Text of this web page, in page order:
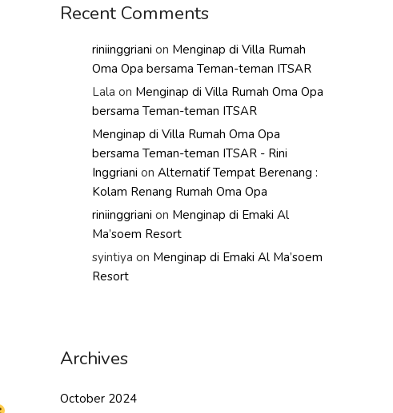
Recent Comments
riniinggriani on Menginap di Villa Rumah
Oma Opa bersama Teman-teman ITSAR
Lala on Menginap di Villa Rumah Oma Opa
bersama Teman-teman ITSAR
Menginap di Villa Rumah Oma Opa
bersama Teman-teman ITSAR - Rini
Inggriani on Alternatif Tempat Berenang :
Kolam Renang Rumah Oma Opa
riniinggriani on Menginap di Emaki Al
Ma’soem Resort
syintiya on Menginap di Emaki Al Ma’soem
Resort
Archives
October 2024